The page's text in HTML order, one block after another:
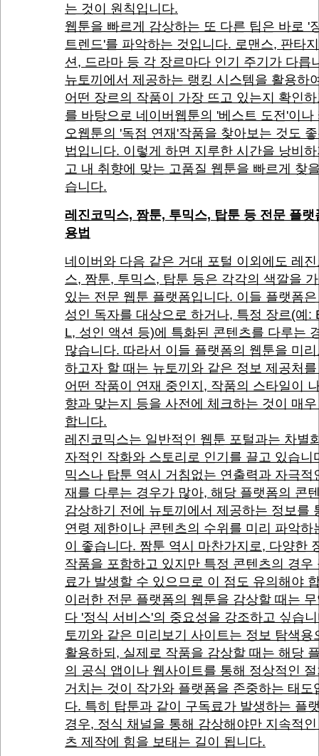
는 것이 원칙입니다.
웹툰을 빠르게 감상하는 또 다른 팁은 바로 '
트렌드'를 파악하는 것입니다. 로맨스, 판타
션, 드라마 등 각 장르마다 인기 주기가 다릅
뉴토끼에서 제공하는 랭킹 시스템을 활용하
어떤 장르의 작품이 가장 뜨고 있는지 확인
를 바탕으로 네이버웹툰의 '베스트 도전'이나
오웹툰의 '독점 연재'작품을 찾아보는 것도
법입니다. 이렇게 하면 지루한 시간을 낭비
고 내 취향에 맞는 고품질 웹툰을 빠르게 찾
습니다.
레진코믹스, 짬툰, 투믹스, 탑툰 등 전문 플랫
용법
네이버와 다음 같은 거대 포털 이외에도 레
스, 짬툰, 투믹스, 탑툰 등은 각각의 색깔을
있는 전문 웹툰 플랫폼입니다. 이들 플랫폼
성인 독자를 대상으로 하거나, 특정 장르(예:
L, 성인 액션 등)에 특화된 콘텐츠를 다루는
많습니다. 따라서 이들 플랫폼의 웹툰을 미
하고자 할 때는 뉴토끼와 같은 정보 제공처
어떤 작품이 연재 중인지, 작품의 스타일이
향과 맞는지 등을 사전에 체크하는 것이 매
합니다.
레진코믹스는 일반적인 웹툰 포털과는 차별
자적인 작화와 스토리로 인기를 끌고 있습니
믹스나 탑툰 역시 거침없는 연출력과 자극적
재를 다루는 경우가 많아, 해당 플랫폼의 콘
감상하기 전에 뉴토끼에서 제공하는 정보를
연령 제한이나 콘텐츠의 수위를 미리 파악하
이 좋습니다. 짬툰 역시 마찬가지로, 다양한
작품을 포함하고 있지만 특정 콘텐츠의 경우
료가 발생할 수 있으므로 이 점도 유의해야
이러한 전문 플랫폼의 웹툰을 감상할 때는
다 '정식 서비스'의 중요성을 강조하고 싶습
토끼와 같은 미리보기 사이트는 정보 탐색용
활용하되, 실제로 작품을 감상할 때는 해당
의 공식 앱이나 웹사이트를 통해 정상적인
거치는 것이 작가와 플랫폼을 존중하는 태도
다. 특히 탑툰과 같이 구독료가 발생하는 플
경우, 정식 채널을 통해 감상해야만 지속적
츠 제작에 힘을 보태는 길이 됩니다.